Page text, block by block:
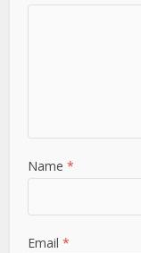
Name*
Email*